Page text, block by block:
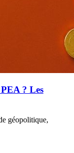
? Les
géopolitique,